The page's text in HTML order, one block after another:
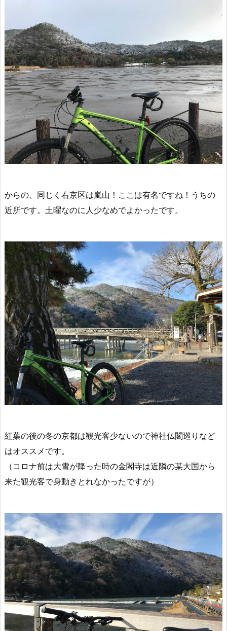
からの、同じく右京区は嵐山！ここは有名ですね！うちの
近所です。土曜なのに人少なめでよかったです。
紅葉の後の冬の京都は観光客少ないので神社仏閣巡りなど
はオススメです。
（コロナ前は大雪が降った時の金閣寺は近隣の某大国から
来た観光客で身動きとれなかったですが）